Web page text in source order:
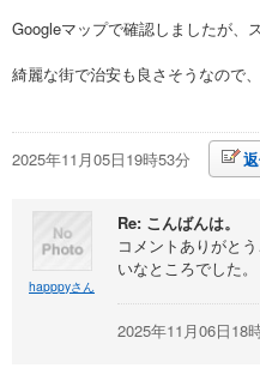
Googleマップで確認しましたが、
綺麗な街で治安も良さそうなので
2025年11月05日19時53分
happpyさん
Re: こんばんは。
コメントありがと
いなところでした。
2025年11月06日18